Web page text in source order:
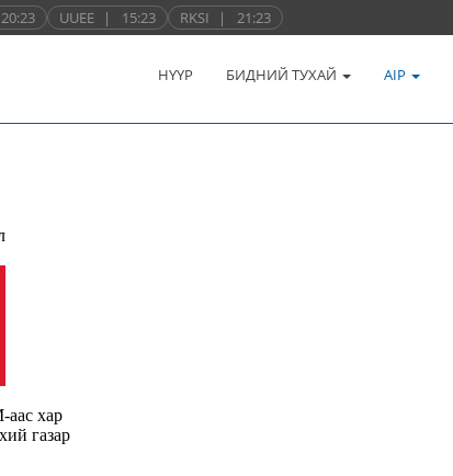
20:23 UUEE | 15:23 RKSI | 21:23
НҮҮР БИДНИЙ ТУХАЙ AIP